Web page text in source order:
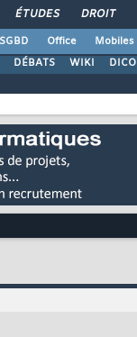
ÉTUDES DROIT
SGBD Office Mobiles
DÉBATS WIKI DICO